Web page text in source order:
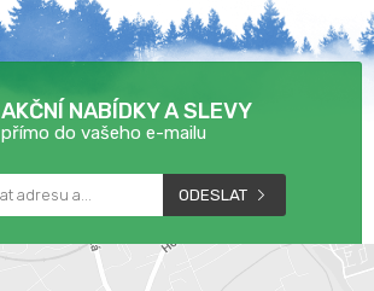
AKČNÍ NABÍDKY A SLEVY
přímo do vašeho e-mailu
ODESLAT